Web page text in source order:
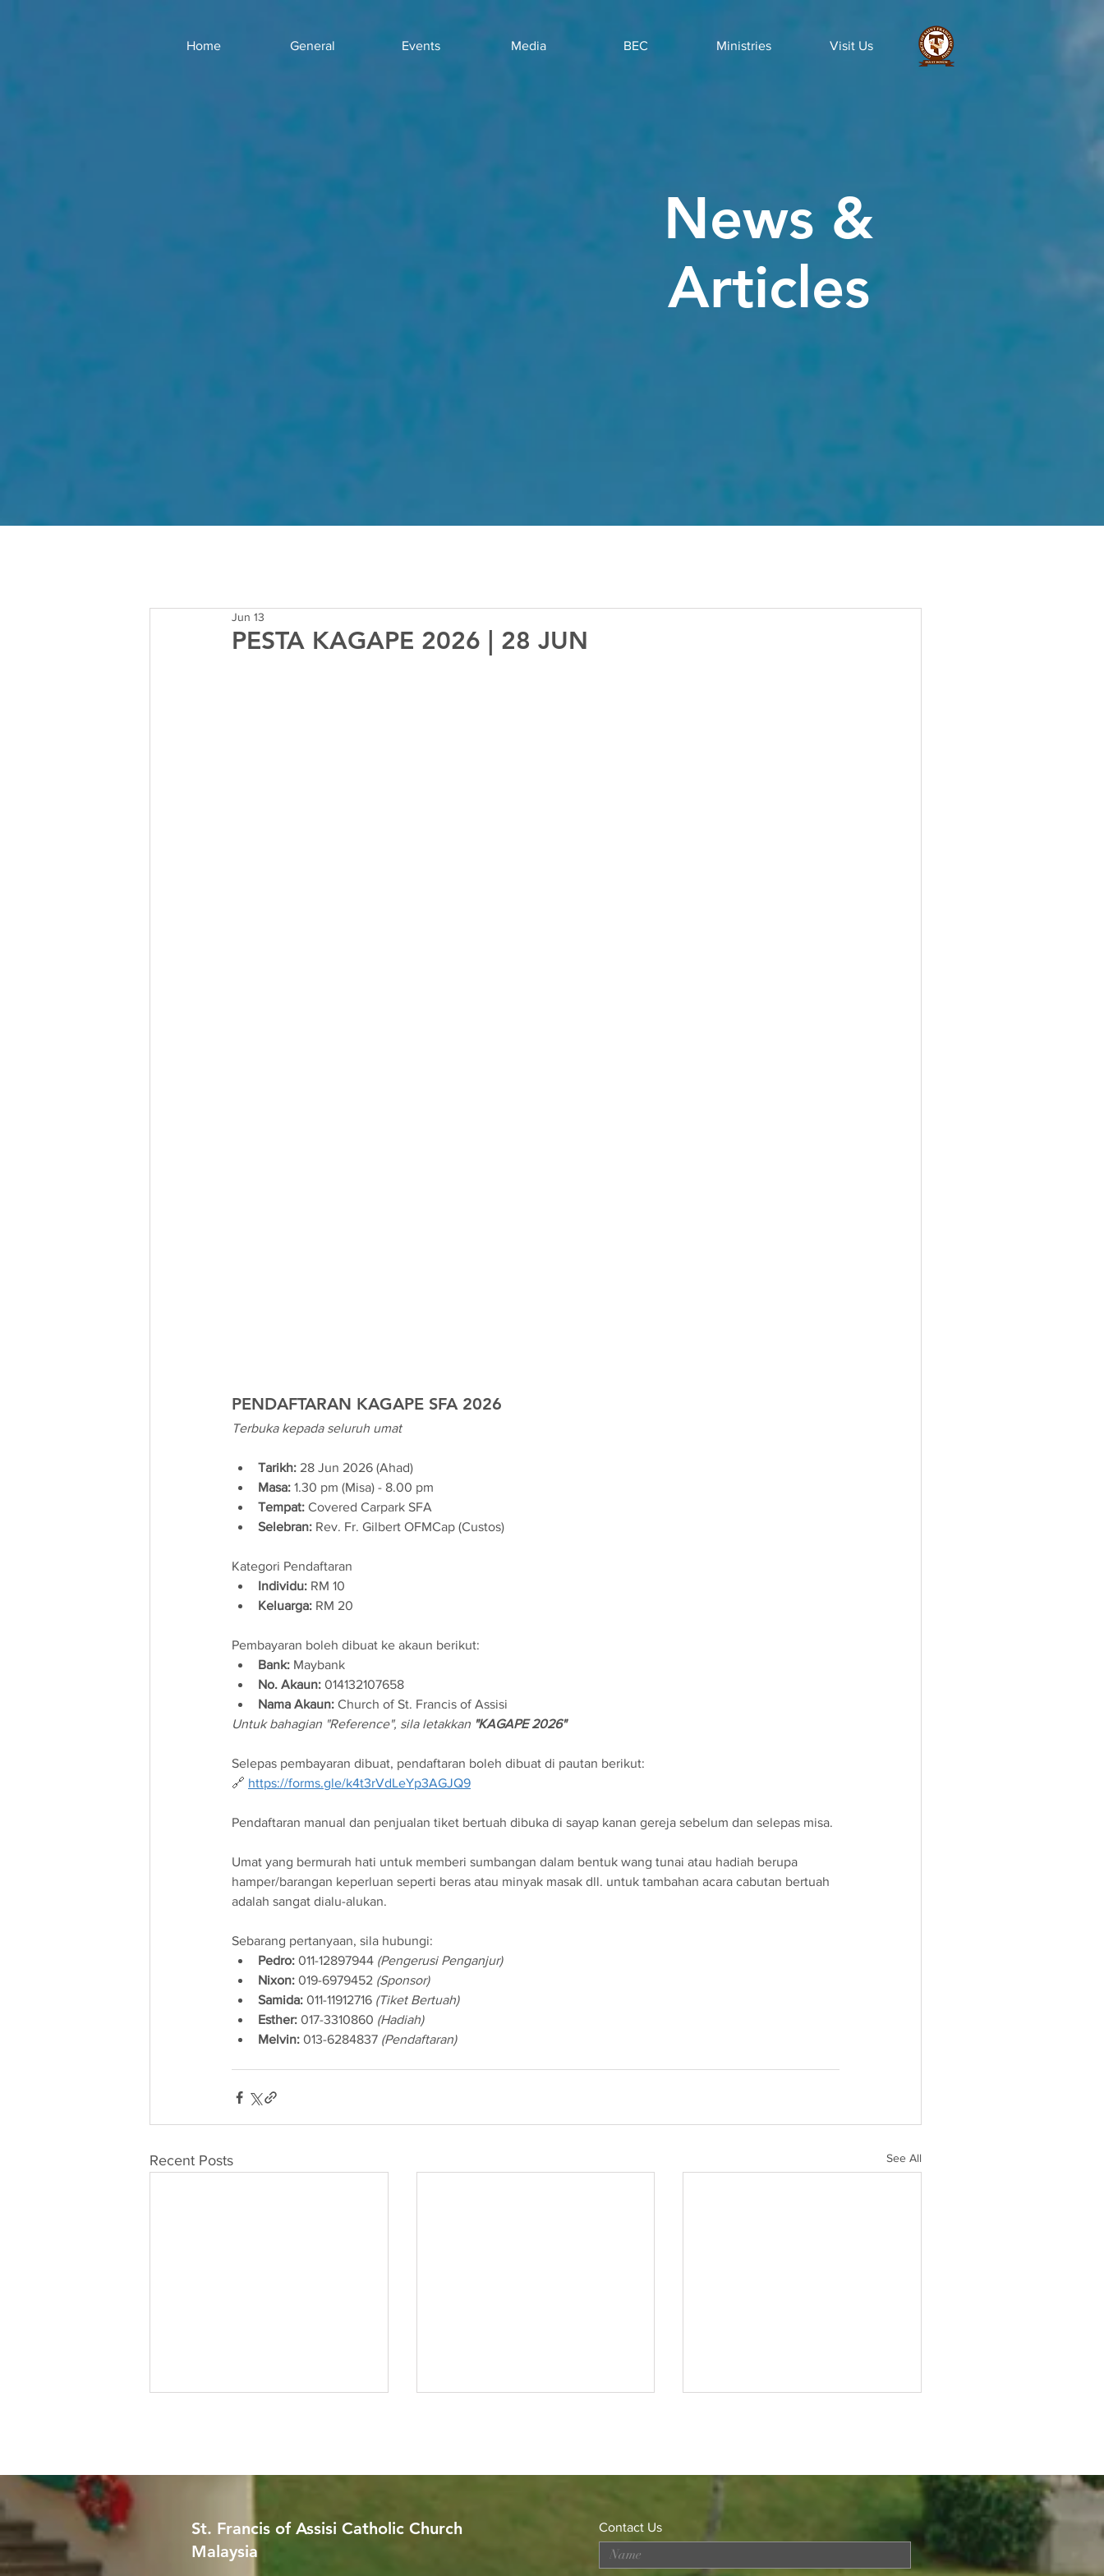
Home General Events Media BEC Ministries Visit Us
News &
Articles
PESTA KAGAPE 2026 | 28 JUN
Jun 13
PENDAFTARAN KAGAPE SFA 2026
Terbuka kepada seluruh umat
Tarikh: 28 Jun 2026 (Ahad)
Masa: 1.30 pm (Misa) - 8.00 pm
Tempat: Covered Carpark SFA
Selebran: Rev. Fr. Gilbert OFMCap (Custos)
Kategori Pendaftaran
Individu: RM 10
Keluarga: RM 20
Pembayaran boleh dibuat ke akaun berikut:
Bank: Maybank
No. Akaun: 014132107658
Nama Akaun: Church of St. Francis of Assisi
Untuk bahagian "Reference", sila letakkan "KAGAPE 2026"
Selepas pembayaran dibuat, pendaftaran boleh dibuat di pautan berikut:
🔗 https://forms.gle/k4t3rVdLeYp3AGJQ9
Pendaftaran manual dan penjualan tiket bertuah dibuka di sayap kanan gereja sebelum dan selepas misa.
Umat yang bermurah hati untuk memberi sumbangan dalam bentuk wang tunai atau hadiah berupa
hamper/barangan keperluan seperti beras atau minyak masak dll. untuk tambahan acara cabutan bertuah
adalah sangat dialu-alukan.
Sebarang pertanyaan, sila hubungi:
Pedro: 011-12897944 (Pengerusi Penganjur)
Nixon: 019-6979452 (Sponsor)
Samida: 011-11912716 (Tiket Bertuah)
Esther: 017-3310860 (Hadiah)
Melvin: 013-6284837 (Pendaftaran)
Recent Posts See All
Worried About Memory
Celebrating the Sacerdotal
St. Francis of Assisi Catholic Church
Malaysia
Contact Us